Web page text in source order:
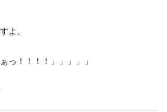
よ。
っ！！！！」」」」」